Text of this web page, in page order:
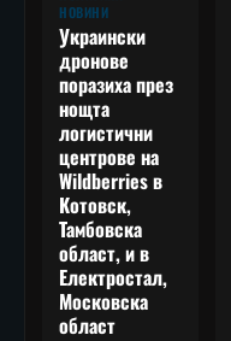
НОВИНИ
Украински
дронове
поразиха през
нощта
логистични
центрове на
Wildberries в
Котовск,
Тамбовска
област, и в
Електростал,
Московска
област